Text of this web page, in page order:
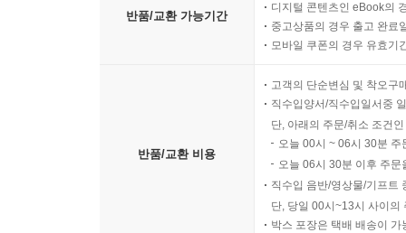
반품/교환 가능기간
디지털 콘텐츠인 eBook의
중고상품의 경우 출고 완료
모바일 쿠폰의 경우 유효기
반품/교환 비용
고객의 단순변심 및 착오구
직수입양서/직수입일서중
단, 아래의 주문/취소 조건
오늘 00시 ~ 06시 30분
오늘 06시 30분 이후 주
직수입 음반/영상물/기프트
단, 당일 00시~13시 사이의
박스 포장은 택배 배송이